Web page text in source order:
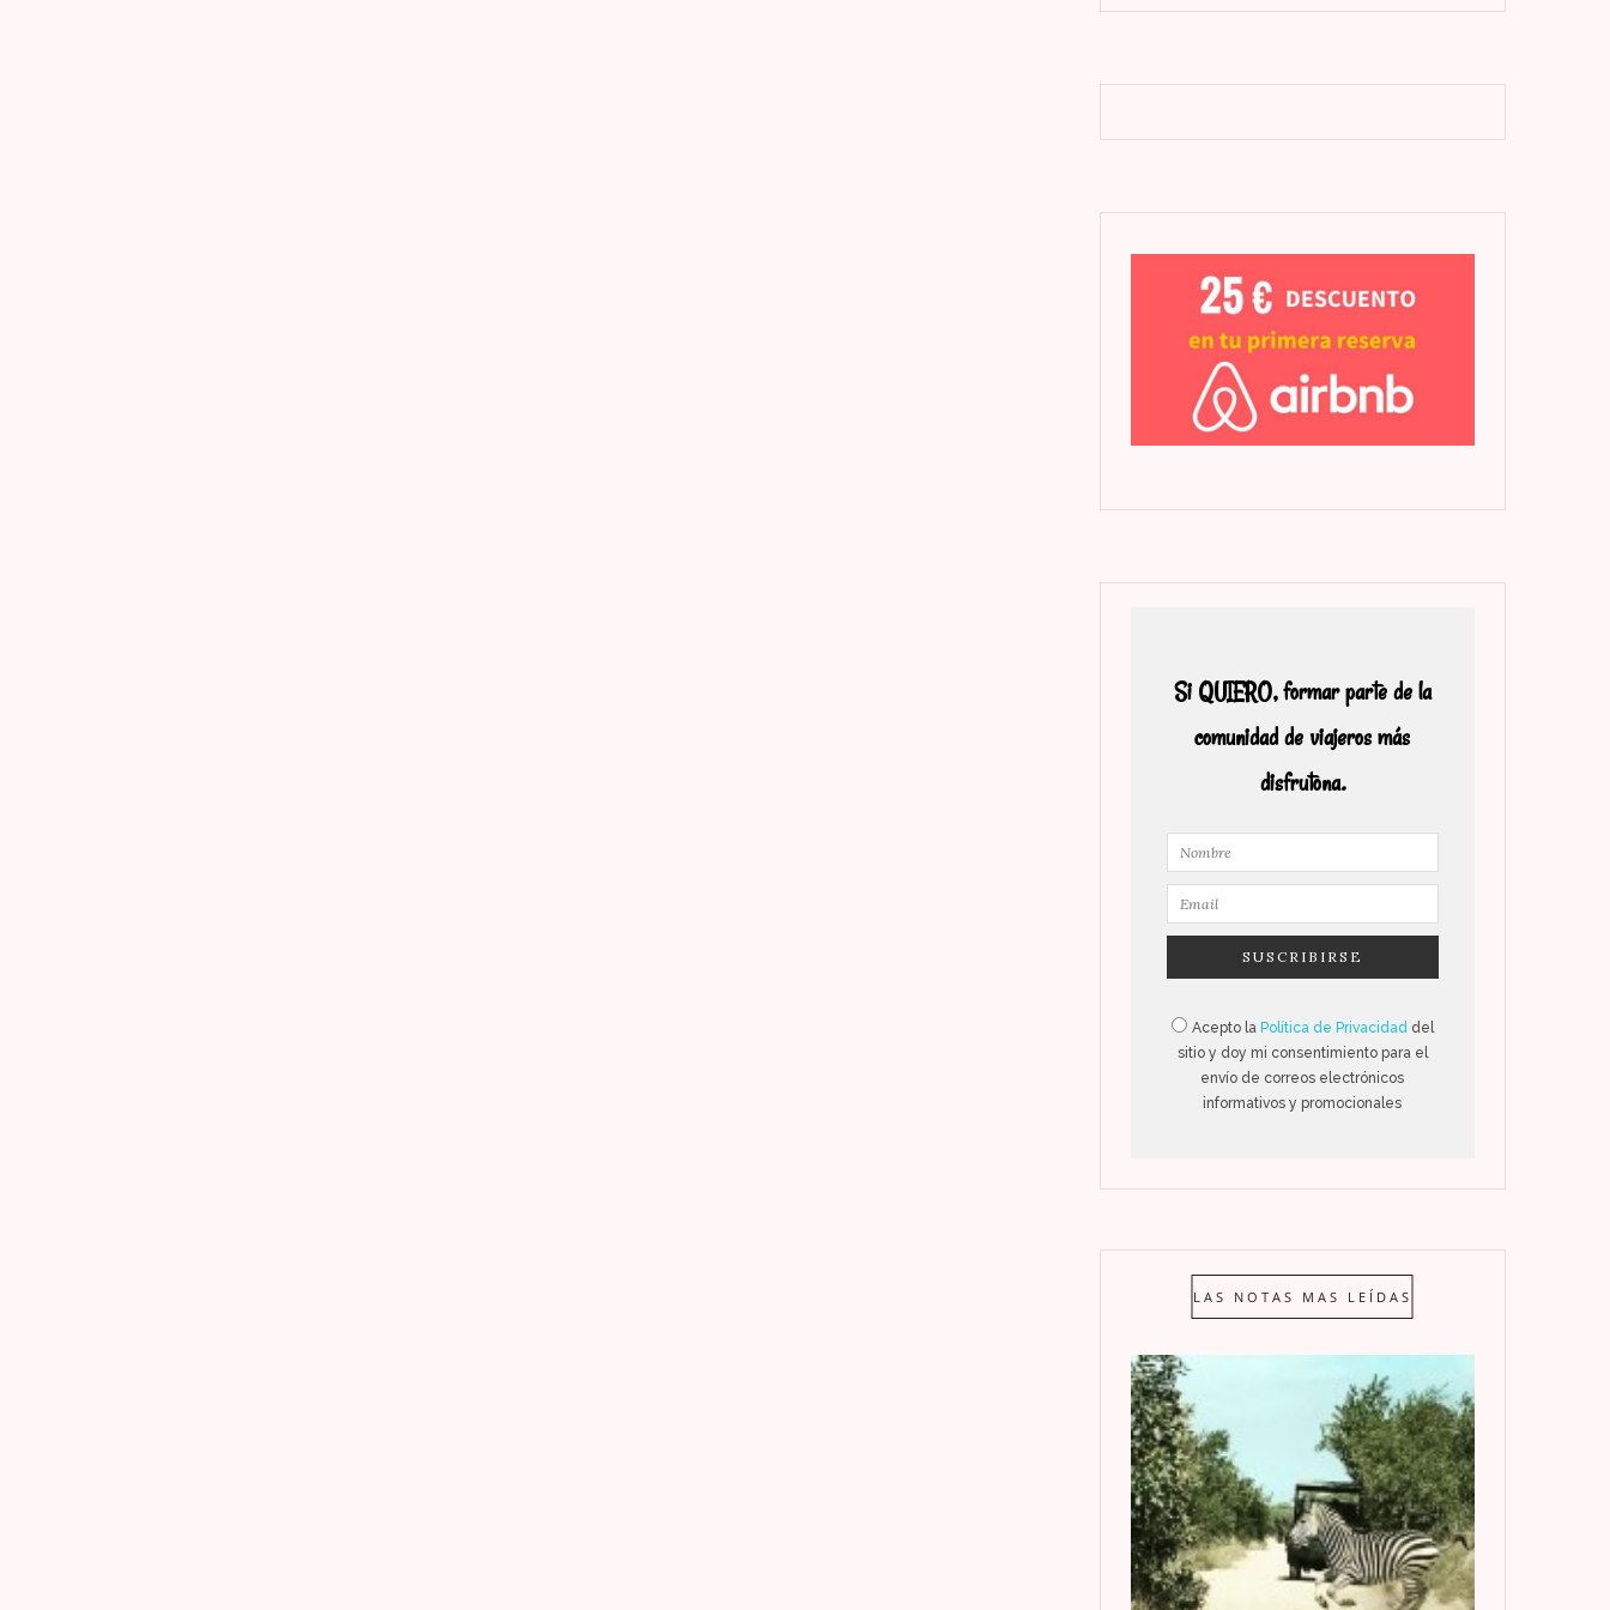
Si QUIERO, formar parte de la
comunidad de viajeros más
disfrutona.
Acepto la Política de Privacidad del
sitio y doy mi consentimiento para el
envío de correos electrónicos
informativos y promocionales
LAS NOTAS MAS LEÍDAS